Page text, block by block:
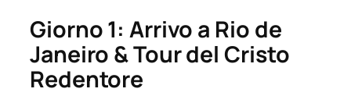
Giorno 1: Arrivo a Rio de
Janeiro & Tour del Cristo
Redentore